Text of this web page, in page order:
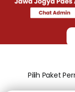
Pilih Paket